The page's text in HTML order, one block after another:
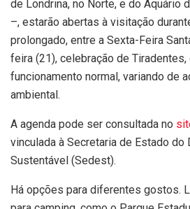
de Londrina, no Norte, e do Aquário
–, estarão abertas à visitação
prolongado, entre a Sexta-Feira
feira (21), celebração de Tiradentes,
funcionamento normal, variando de
ambiental.
A agenda pode ser consultada no
vinculada à Secretaria de Estado do
Sustentável (Sedest).
Há opções para diferentes gostos.